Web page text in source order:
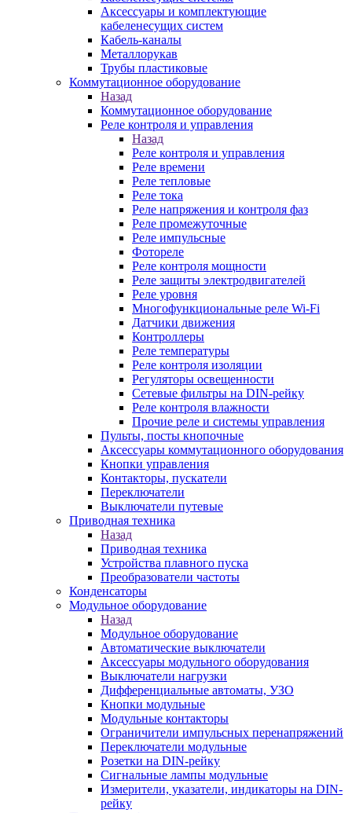
Аксессуары и комплектующие
кабеленесущих систем
Кабель-каналы
Металлорукав
Трубы пластиковые
Коммутационное оборудование
Назад
Коммутационное оборудование
Реле контроля и управления
Назад
Реле контроля и управления
Реле времени
Реле тепловые
Реле тока
Реле напряжения и контроля фаз
Реле промежуточные
Реле импульсные
Фотореле
Реле контроля мощности
Реле защиты электродвигателей
Реле уровня
Многофункциональные реле Wi-Fi
Датчики движения
Контроллеры
Реле температуры
Реле контроля изоляции
Регуляторы освещенности
Сетевые фильтры на DIN-рейку
Реле контроля влажности
Прочие реле и системы управления
Пульты, посты кнопочные
Аксессуары коммутационного оборудования
Кнопки управления
Контакторы, пускатели
Переключатели
Выключатели путевые
Приводная техника
Назад
Приводная техника
Устройства плавного пуска
Преобразователи частоты
Конденсаторы
Модульное оборудование
Назад
Модульное оборудование
Автоматические выключатели
Аксессуары модульного оборудования
Выключатели нагрузки
Дифференциальные автоматы, УЗО
Кнопки модульные
Модульные контакторы
Ограничители импульсных перенапряжений
Переключатели модульные
Розетки на DIN-рейку
Сигнальные лампы модульные
Измерители, указатели, индикаторы на DIN-
рейку